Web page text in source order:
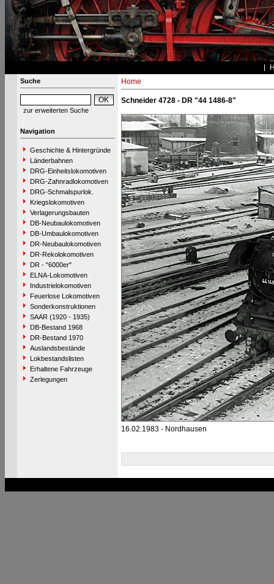
Suche
zur erweiterten Suche
Navigation
Geschichte & Hintergründe
Länderbahnen
DRG-Einheitslokomotiven
DRG-Zahnradlokomotiven
DRG-Schmalspurlok.
Kriegslokomotiven
Verlagerungsbauten
DB-Neubaulokomotiven
DB-Umbaulokomotiven
DR-Neubaulokomotiven
DR-Rekolokomotiven
DR - "6000er"
ELNA-Lokomotiven
Industrielokomotiven
Feuerlose Lokomotiven
Sonderkonstruktionen
SAAR (1920 - 1935)
DB-Bestand 1968
DR-Bestand 1970
Auslandsbestände
Lokbestandslisten
Erhaltene Fahrzeuge
Zerlegungen
Home
Schneider 4728 - DR "44 1486-8"
16.02.1983 - Nordhausen